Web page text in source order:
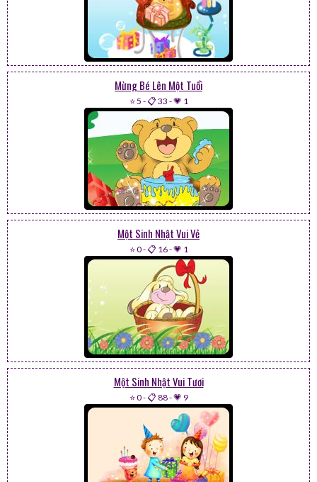
Mừng Bé Lên Một Tuổi
⭐ 5 -📋 33 -💗 1
Một Sinh Nhật Vui Vẻ
⭐ 0-📋 16-💗 1
Một Sinh Nhật Vui Tươi
⭐ 0-📋 88-💗 9